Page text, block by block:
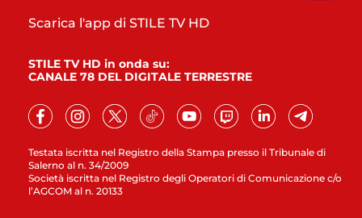
Testata iscritta nel Registro della Stampa presso il Tribunale di
Salerno al n. 34/2009
Società iscritta nel Registro degli Operatori di Comunicazione c/o
l’AGCOM al n. 20133
Scarica l'app di STILE TV HD
STILE TV HD in onda su:
CANALE 78 DEL DIGITALE TERRESTRE